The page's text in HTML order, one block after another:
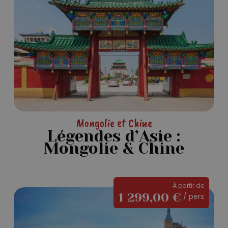
:
Mongolie
&
Chine
Mongolie et Chine
Légendes d’Asie :
Mongolie & Chine
La
Bretagne,
À partir de
1 299,00€ / pers